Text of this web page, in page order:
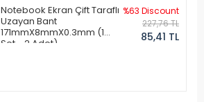
Notebook Ekran Çift Taraflı
Uzayan Bant
171mmX8mmX0.3mm (1
Set - 2 Adet)
%63 Discount
227,76 TL
85,41 TL